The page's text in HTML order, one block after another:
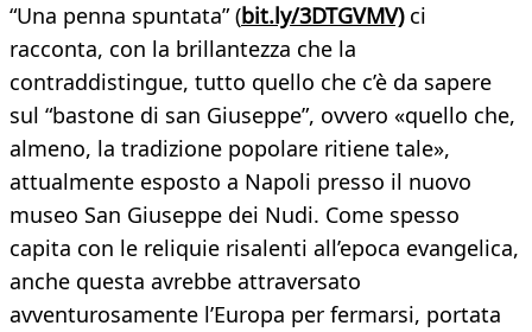
“Una penna spuntata” (bit.ly/3DTGVMV)ci
racconta, con la brillantezza che la
contraddistingue, tutto quello che c’è da sapere
sul “bastone di san Giuseppe”, ovvero «quello che,
almeno, la tradizione popolare ritiene tale»,
attualmente esposto a Napoli presso il nuovo
museo San Giuseppe dei Nudi. Come spesso
capita con le reliquie risalenti all’epoca evangelica,
anche questa avrebbe attraversato
avventurosamente l’Europa per fermarsi, portata